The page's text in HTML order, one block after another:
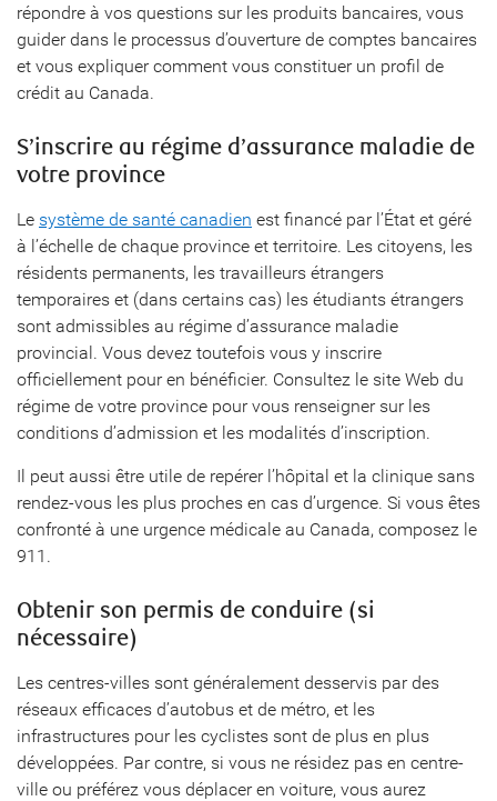
répondre à vos questions sur les produits bancaires, vous
guider dans le processus d’ouverture de comptes bancaires
et vous expliquer comment vous constituer un profil de
crédit au Canada.
S’inscrire au régime d’assurance maladie de
votre province
Le système de santé canadien est financé par l’État et géré
à l’échelle de chaque province et territoire. Les citoyens, les
résidents permanents, les travailleurs étrangers
temporaires et (dans certains cas) les étudiants étrangers
sont admissibles au régime d’assurance maladie
provincial. Vous devez toutefois vous y inscrire
officiellement pour en bénéficier. Consultez le site Web du
régime de votre province pour vous renseigner sur les
conditions d’admission et les modalités d’inscription.
Il peut aussi être utile de repérer l’hôpital et la clinique sans
rendez-vous les plus proches en cas d’urgence. Si vous êtes
confronté à une urgence médicale au Canada, composez le
911.
Obtenir son permis de conduire (si
nécessaire)
Les centres-villes sont généralement desservis par des
réseaux efficaces d’autobus et de métro, et les
infrastructures pour les cyclistes sont de plus en plus
développées. Par contre, si vous ne résidez pas en centre-
ville ou préférez vous déplacer en voiture, vous aurez